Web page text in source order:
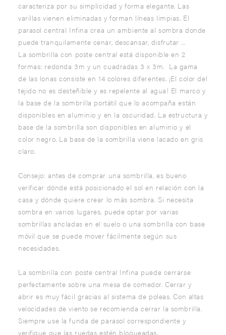
caracteriza por su simplicidad y forma elegante. Las
varillas vienen eliminadas y forman líneas limpias. El
parasol central Infina crea un ambiente al sombra donde
puede tranquilamente cenar, descansar, disfrutar ...
La sombrilla con poste central está disponible en 2
formas: redonda 3m y un cuadradas 3 x 3m. La gama
de las lonas consiste en 14 colores diferentes. ¡El color del
tejido no es desteñible y es repelente al agua! El marco y
la base de la sombrilla portátil que lo acompaña están
disponibles en aluminio y en la oscuridad. La estructura y
base de la sombrilla son disponibles en aluminio y el
color negro. La base de la sombrilla viene lacado en gris
claro.
Consejo: antes de comprar una sombrilla, es bueno
verificar dónde está posicionado el sol en relación con la
casa y dónde quiere crear lo más sombra. Si necesita
sombra en varios lugares, puede optar por varias
sombrillas ancladas en el suelo o una sombrilla con base
móvil que se puede mover fácilmente según sus
necesidades.
La sombrilla con poste central Infina puede cerrarse
perfectamente sobre una mesa de comedor. Cerrar y
abrir es muy fácil gracias al sistema de poleas. Con altas
velocidades de viento se recomienda cerrar la sombrilla.
Siempre use la funda de parasol correspondiente y
verifique que las ruedas estén bloqueadas.